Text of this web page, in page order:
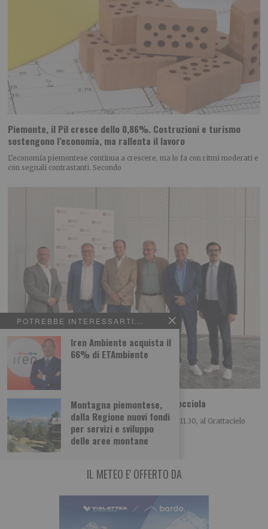
POTREBBE INTERESSARTI...
Iren Ambiente acquista il
66% di ETAmbiente
Montagna piemontese,
dalla Regione nuovi fondi
per servizi e sviluppo
delle aree montane
Piemonte, il Pil cresce dello 0,86%. Costruzioni e turismo
sostengono l’economia, ma rallenta il lavoro
L’economia piemontese continua a crescere, ma lo fa con ritmi moderati e
con segnali contrastanti. Secondo
A Cortemilia la 72ª Fiera Nazionale della Nocciola
Si è tenuta questa mattina, lunedì 3 agosto alle ore 11.30, al Grattacielo
Piemonte di Torino, la
IL METEO E' OFFERTO DA